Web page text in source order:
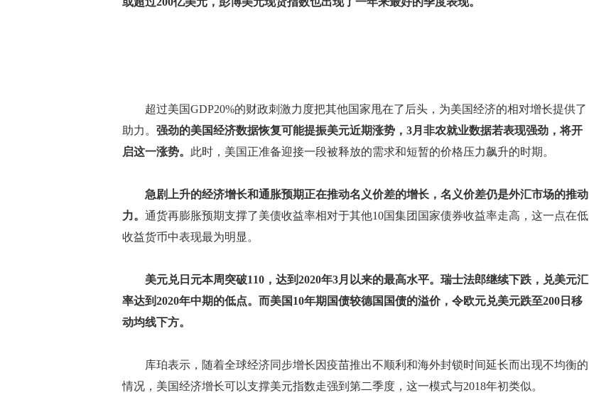
超过美国GDP20%的财政刺激力度把其他国家甩在了后头，为美国经济的相对增长提供了
助力。 强劲的美国经济数据恢复可能提振美元近期涨势，3月非农就业数据若表现强劲，将开
启这一涨势。 此时，美国正准备迎接一段被释放的需求和短暂的价格压力飙升的时期。
急剧上升的经济增长和通胀预期正在推动名义价差的增长，名义价差仍是外汇市场的推动
力。 通货再膨胀预期支撑了美债收益率相对于其他10国集团国家债券收益率走高，这一点在低
收益货币中表现最为明显。
美元兑日元本周突破110，达到2020年3月以来的最高水平。瑞士法郎继续下跌，兑美元汇
率达到2020年中期的低点。而美国10年期国债较德国国债的溢价，令欧元兑美元跌至200日移
动均线下方。
库珀表示，随着全球经济同步增长因疫苗推出不顺利和海外封锁时间延长而出现不均衡的
情况，美国经济增长可以支撑美元指数走强到第二季度，这一模式与2018年初类似。